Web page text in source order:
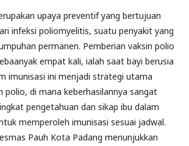
upaya preventif yang bertujuan
infeksi poliomyelitis, suatu penyakit yang
permanen. Pemberian vaksin polio
empat kali, ialah saat bayi berusia
imunisasi ini menjadi strategi utama
polio, di mana keberhasilannya sangat
pengetahuan dan sikap ibu dalam
memperoleh imunisasi sesuai jadwal.
Pauh Kota Padang menunjukkan